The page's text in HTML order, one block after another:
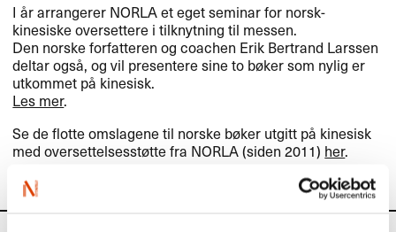
I år arrangerer NORLAet eget seminar for norsk-
kinesiske oversettere i tilknytning til messen.
Den norske forfatteren og coachen Erik Bertrand Larssen
deltar også, og vil presentere sine to bøker som nylig er
utkommet på kinesisk.
Les mer.
Se de flotte omslagene til norske bøker utgitt på kinesisk
med oversettelsesstøtte fra NORLA(siden 2011) her.